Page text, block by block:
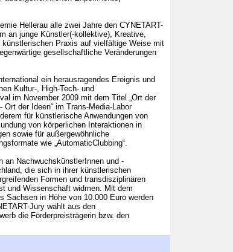
Hellerau alle zwei Jahre den CYNETART-
an junge Künstler(-kollektive), Kreative,
Praxis auf vielfältige Weise mit
gesellschaftliche Veränderungen
ein herausragendes Ereignis und
Kultur-, High-Tech- und
im November 2009 mit dem Titel „Ort der
der Ideen“ im Trans-Media-Labor
für künstlerische Anwendungen von
von körperlichen Interaktionen in
sowie für außergewöhnliche
wie „AutomaticClubbing“.
an NachwuchskünstlerInnen und -
die sich in ihrer künstlerischen
Formen und transdisziplinären
und Wissenschaft widmen. Mit dem
Sachsen in Höhe von 10.000 Euro werden
Jury wählt aus den
die Förderpreisträgerin bzw. den